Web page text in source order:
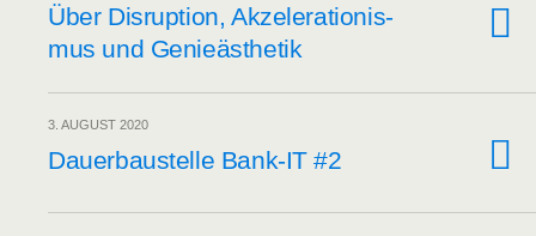
Über Dis­rup­ti­on, Akze­le­ra­tio­nis­
mus und Genieästhetik
3. AUGUST 2020
Dau­er­bau­stel­le Bank-IT #2